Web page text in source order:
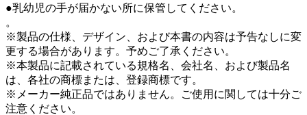
●乳幼児の手が届かない所に保管してください。
。
※製品の仕様、デザイン、および本書の内容は予告なしに変
更する場合があります。予めご了承ください。
※本製品に記載されている規格名、会社名、および製品名
は、各社の商標または、登録商標です。
※メーカー純正品ではありません。ご使用に関しては十分ご
注意ください。